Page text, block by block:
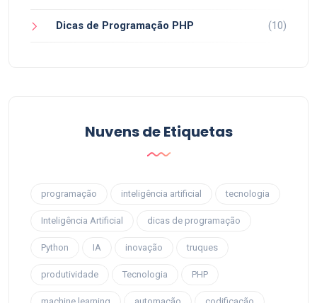
Dicas de Programação PHP (10)
Nuvens de Etiquetas
programação inteligência artificial tecnologia
Inteligência Artificial dicas de programação
Python IA inovação truques
produtividade Tecnologia PHP